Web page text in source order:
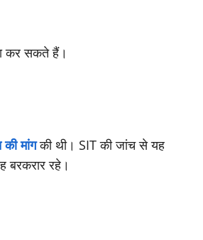
कर सकते हैं।
मांगकी थी। SIT की जांच से यह
बरकरार रहे।